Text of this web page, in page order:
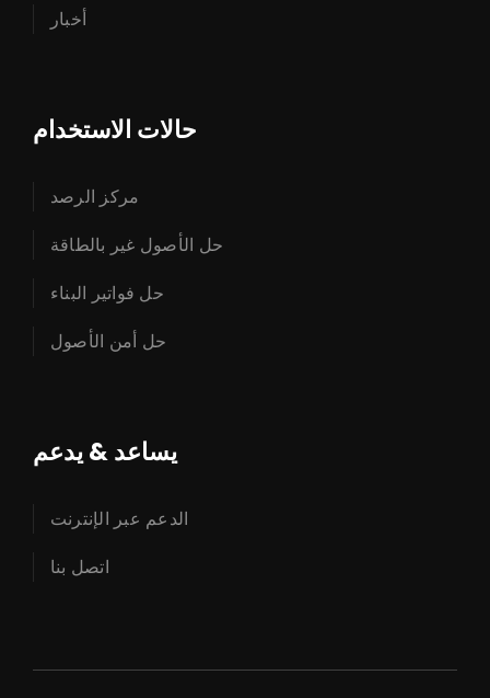
أخبار
حالات الاستخدام
مركز الرصد
حل الأصول غير بالطاقة
حل فواتير البناء
حل أمن الأصول
يساعد & يدعم
الدعم عبر الإنترنت
اتصل بنا